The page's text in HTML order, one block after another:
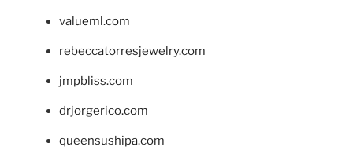
valueml.com
rebeccatorresjewelry.com
jmpbliss.com
drjorgerico.com
queensushipa.com